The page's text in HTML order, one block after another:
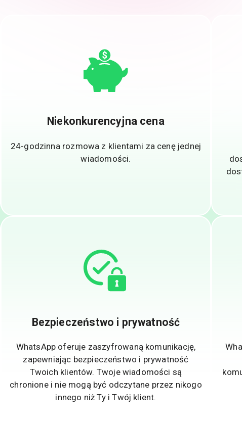
Niekonkurencyjna cena
24-godzinna rozmowa z klientami za cenę jednej
wiadomości.
Bezpieczeństwo i prywatność
WhatsApp oferuje zaszyfrowaną komunikację,
zapewniając bezpieczeństwo i prywatność
Twoich klientów. Twoje wiadomości są
chronione i nie mogą być odczytane przez nikogo
innego niż Ty i Twój klient.